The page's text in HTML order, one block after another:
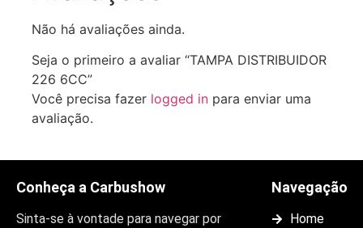
Não há avaliações ainda.
Seja o primeiro a avaliar “TAMPA DISTRIBUIDOR
226 6CC”
Você precisa fazer logged in para enviar uma
avaliação.
Conheça a Carbushow
Sinta-se à vontade para navegar por
Navegação
Home